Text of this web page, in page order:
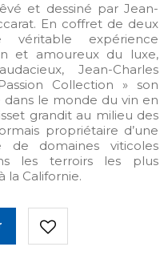
et dessiné par Jean-
En coffret de deux
expérience
et amoureux du luxe,
Jean-Charles
Collection » son
le monde du vin en
grandit au milieu des
propriétaire d’une
de domaines viticoles
les terroirs les plus
la Californie.